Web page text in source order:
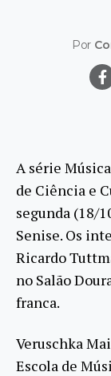
Por
A série
de Ciência e
segunda (18/
Senise. Os
Ricardo
no Salão
franca.
Veruschka
Escola de